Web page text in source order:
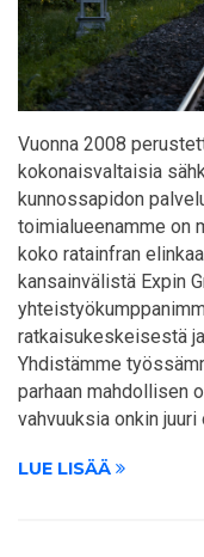
Vuonna 2008
kokonaisvaltaisia
kunnossapidon
toimialueenamme on
koko ratainfran
kansainvälistä Expin
ratkaisukeskeisestä
Yhdistämme
parhaan mahdollisen
vahvuuksia onkin juuri
LUE LISÄÄ